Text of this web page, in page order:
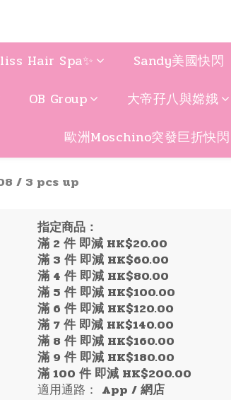
Hair Spa✨ Sandy美國快閃
OB Group 大帝孖八與嫦娥
歐洲Moschino突發巨折快閃
/ 3 pcs up
指定商品：
滿 2 件 即減 HK$20.00
滿 3 件 即減 HK$60.00
滿 4 件 即減 HK$80.00
滿 5 件 即減 HK$100.00
滿 6 件 即減 HK$120.00
滿 7 件 即減 HK$140.00
滿 8 件 即減 HK$160.00
滿 9 件 即減 HK$180.00
滿 100 件 即減 HK$200.00
適用通路： App /網店